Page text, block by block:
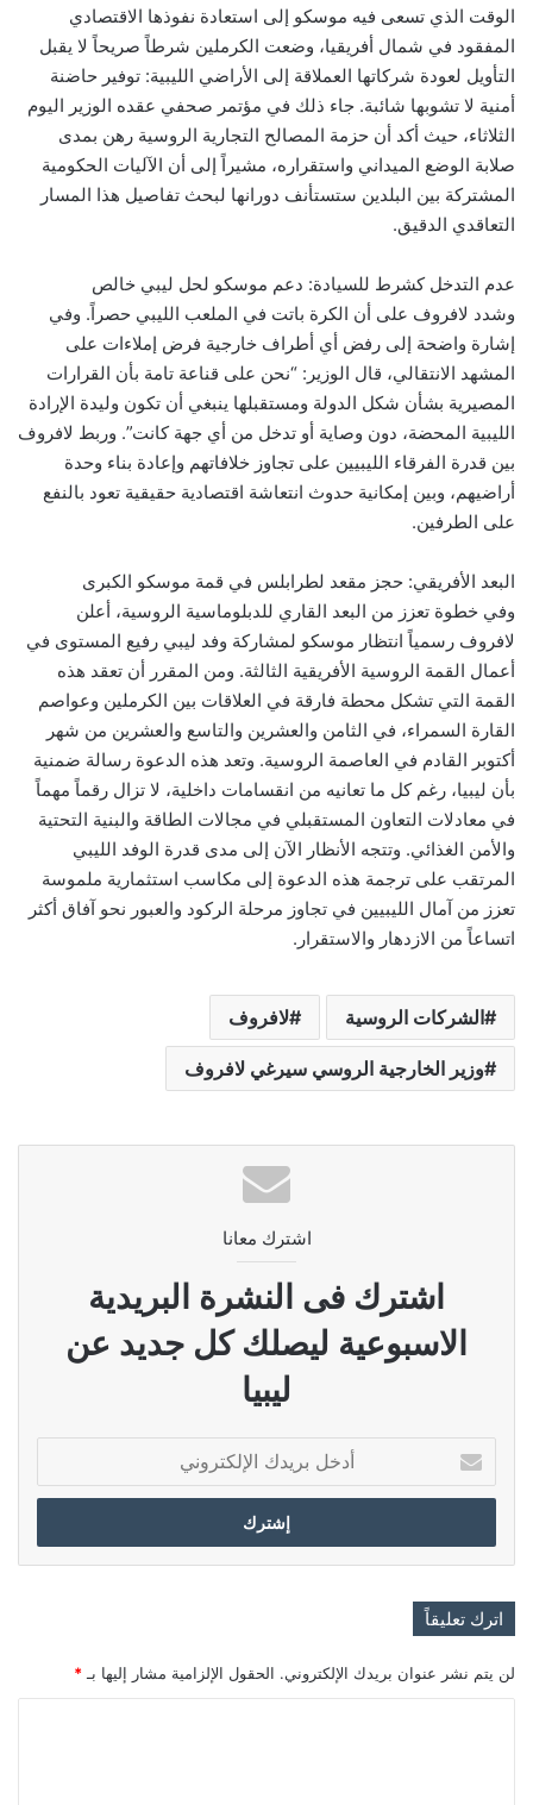
الوقت الذي تسعى فيه موسكو إلى استعادة نفوذها الاقتصادي
المفقود في شمال أفريقيا، وضعت الكرملين شرطاً صريحاً لا يقبل
التأويل لعودة شركاتها العملاقة إلى الأراضي الليبية: توفير حاضنة
أمنية لا تشوبها شائبة. جاء ذلك في مؤتمر صحفي عقده الوزير اليوم
الثلاثاء، حيث أكد أن حزمة المصالح التجارية الروسية رهن بمدى
صلابة الوضع الميداني واستقراره، مشيراً إلى أن الآليات الحكومية
المشتركة بين البلدين ستستأنف دورانها لبحث تفاصيل هذا المسار
التعاقدي الدقيق.
عدم التدخل كشرط للسيادة: دعم موسكو لحل ليبي خالص
وشدد لافروف على أن الكرة باتت في الملعب الليبي حصراً. وفي
إشارة واضحة إلى رفض أي أطراف خارجية فرض إملاءات على
المشهد الانتقالي، قال الوزير: “نحن على قناعة تامة بأن القرارات
المصيرية بشأن شكل الدولة ومستقبلها ينبغي أن تكون وليدة الإرادة
الليبية المحضة، دون وصاية أو تدخل من أي جهة كانت”. وربط لافروف
بين قدرة الفرقاء الليبيين على تجاوز خلافاتهم وإعادة بناء وحدة
أراضيهم، وبين إمكانية حدوث انتعاشة اقتصادية حقيقية تعود بالنفع
على الطرفين.
البعد الأفريقي: حجز مقعد لطرابلس في قمة موسكو الكبرى
وفي خطوة تعزز من البعد القاري للدبلوماسية الروسية، أعلن
لافروف رسمياً انتظار موسكو لمشاركة وفد ليبي رفيع المستوى في
أعمال القمة الروسية الأفريقية الثالثة. ومن المقرر أن تعقد هذه
القمة التي تشكل محطة فارقة في العلاقات بين الكرملين وعواصم
القارة السمراء، في الثامن والعشرين والتاسع والعشرين من شهر
أكتوبر القادم في العاصمة الروسية. وتعد هذه الدعوة رسالة ضمنية
بأن ليبيا، رغم كل ما تعانيه من انقسامات داخلية، لا تزال رقماً مهماً
في معادلات التعاون المستقبلي في مجالات الطاقة والبنية التحتية
والأمن الغذائي. وتتجه الأنظار الآن إلى مدى قدرة الوفد الليبي
المرتقب على ترجمة هذه الدعوة إلى مكاسب استثمارية ملموسة
تعزز من آمال الليبيين في تجاوز مرحلة الركود والعبور نحو آفاق أكثر
اتساعاً من الازدهار والاستقرار.
الشركات الروسية لافروف
وزير الخارجية الروسي سيرغي لافروف
اشترك معانا
اشترك فى النشرة البريدية
الاسبوعية ليصلك كل جديد عن
ليبيا
بريدك
الإلكتروني
اترك تعليقاً
لن يتم نشر عنوان بريدك الإلكتروني. الحقول الإلزامية مشار إليها بـ *